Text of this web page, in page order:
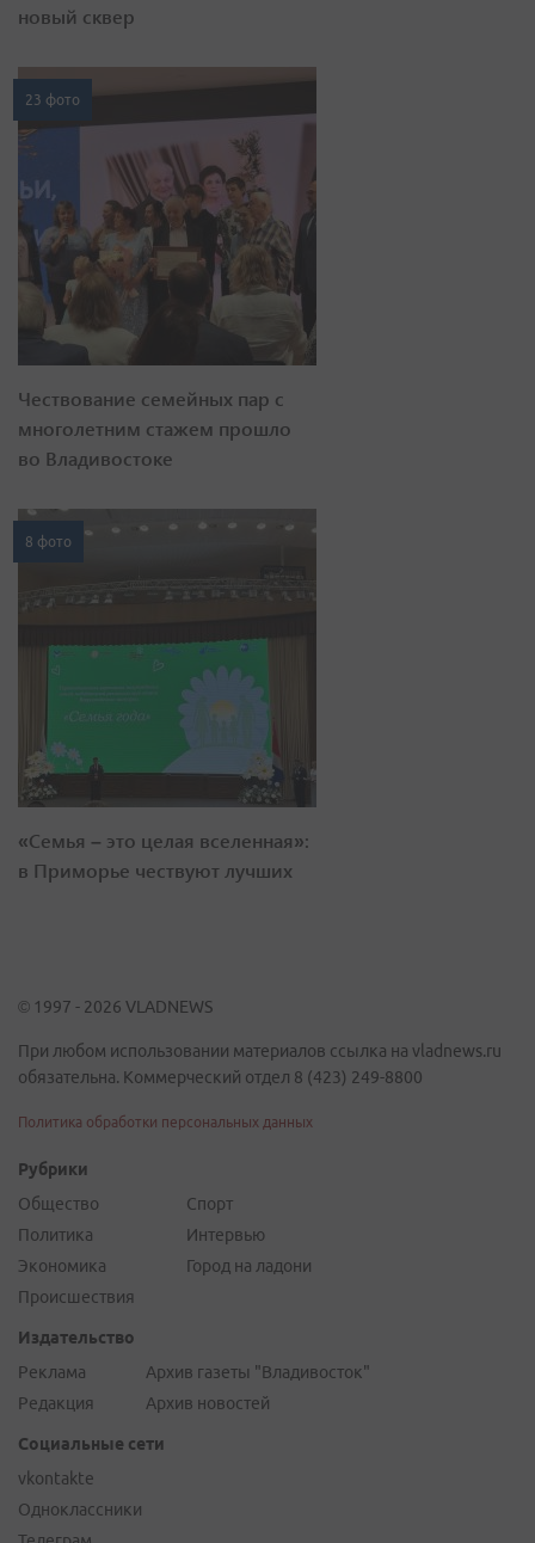
новый сквер
23 фото
Чествование семейных пар с
многолетним стажем прошло
во Владивостоке
8 фото
«Семья – это целая вселенная»:
в Приморье чествуют лучших
© 1997 - 2026 VLADNEWS
При любом использовании материалов ссылка на vladnews.ru
обязательна. Коммерческий отдел 8 (423) 249-8800
Политика обработки персональных данных
Рубрики
Общество
Политика
Экономика
Происшествия
Спорт
Интервью
Город на ладони
Издательство
Реклама
Редакция
Архив газеты "Владивосток"
Архив новостей
Социальные сети
vkontakte
Одноклассники